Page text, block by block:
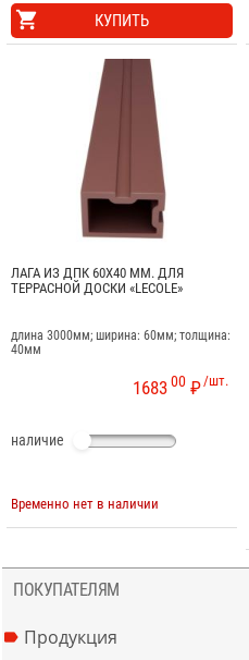
КУПИТЬ
ЛАГА ИЗ ДПК 60Х40 ММ. ДЛЯ
ТЕРРАСНОЙ ДОСКИ «LECOLE»
длина 3000мм; ширина: 60мм; толщина:
40мм
/шт.
168300 ₽
наличие
Временно нет в наличии
ПОКУПАТЕЛЯМ
Продукция